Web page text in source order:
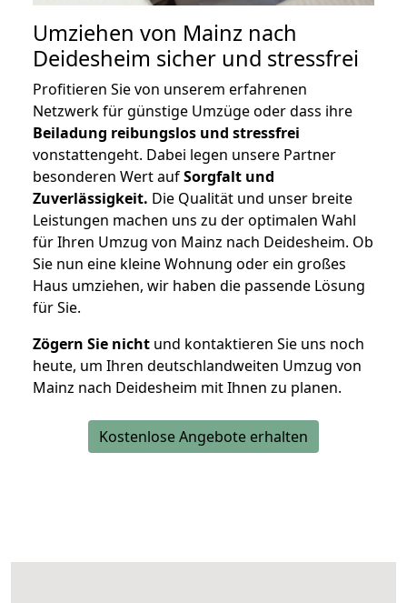
Umziehen von Mainz nach
Deidesheim sicher und stressfrei
Profitieren Sie von unserem erfahrenen
Netzwerk für günstige Umzüge oder dass ihre
Beiladung reibungslos und stressfrei
vonstattengeht. Dabei legen unsere Partner
besonderen Wert aufSorgfalt und
Zuverlässigkeit. Die Qualität und unser breite
Leistungen machen uns zu der optimalen Wahl
für Ihren Umzug von Mainz nach Deidesheim. Ob
Sie nun eine kleine Wohnung oder ein großes
Haus umziehen, wir haben die passende Lösung
für Sie.
Zögern Sie nicht und kontaktieren Sie uns noch
heute, um Ihren deutschlandweiten Umzug von
Mainz nach Deidesheim mit Ihnen zu planen.
Kostenlose Angebote erhalten